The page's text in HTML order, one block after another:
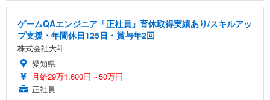
ゲームQAエンジニア「正社員」育休取得実績あり/スキルアッ
プ支援・年間休日125日・賞与年2回
株式会社大斗
愛知県
月給29万1,600円～50万円
正社員